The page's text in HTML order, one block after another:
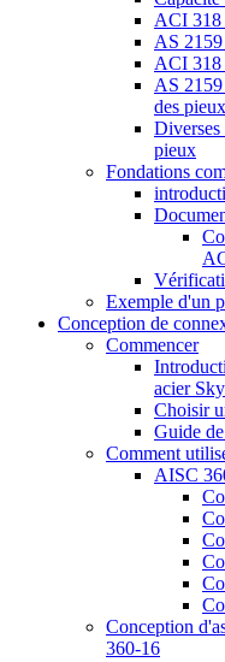
ACI 318
AS
ACI 318
AS
des pieux
Diverses
pieux
Fondations
Exemple d'un
Conception de
Commencer
acier
Choisir
Guide
Comment
AISC
Conception
360-16